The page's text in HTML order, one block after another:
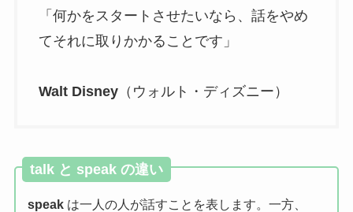
「何かをスタートさせたいなら、話をやめ
てそれに取りかかることです」
Walt Disney（ウォルト・ディズニー）
talk と speak の違い
speakは一人の人が話すことを表します。一方、